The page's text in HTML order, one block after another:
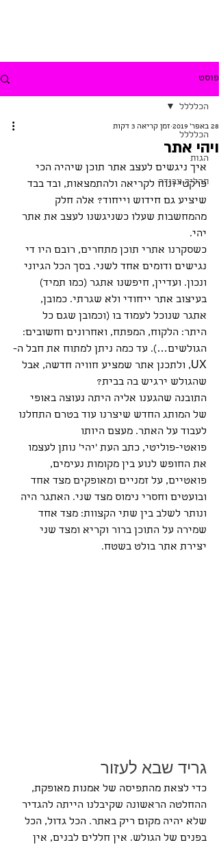
פוסט
הכלללל
הגות
תהליך עבודה
הכלללל
ויהי אתר
28 באפר׳ 2019 זמן קריאה 3 דקות
איך ניגשים לעצב אתר תוכן שיהיה הכי
פרקטי ונוח לקריאה ולהתמצאות, ובד בבד
שיציע גם חידוש וייחוד? אלה חלק
מהמחשבות שעלו כשניגשנו לעצב את אתר
יהי.
כשסקרנו אתרי תוכן מתחרים, רובם היו די
נגישים ודומים אחד לשני. בסך הכל הגיוני
ונכון. ועדיין, חיפשנו אתגר (כמו תמיד)
בעיצוב אתר ייחודי ולא שגרתי. כמובן,
אתגר שנוכל לעמוד בו (וכמובן שגם כל
היתר: הלקוח, המפתח, ואחרונים וחשובים:
הגולשים…). עד כמה ניתן למתוח את חבל ה-
UX, ולתכנן אתר שמציע חוויה חדשה, אבל
שהגולש ירגיש בה בבית?
התובנה שהגענו אליה היתה נעוצה באופי
של המותג החדש שיצרנו עוד בטרם התחלנו
לעבוד על האתר. מעצם היותו
פואטי-פוליטי, כתב העת 'יהי' נותן לעצמו
את החופש לנוע בין מקומות נעימים,
פואטיים, על זמניים ומאופקים מצד אחד
ובועטים וחסרי נימוס מצד שני. האתגר היה
ונותר לשלב בין שתי הקצוות: מצד אחד
שמירה על התוכן ברור וקריא ומצד שני
יצירת אתר בולט בשטח.
גריד שבא לעזור
כדי לצאת מהתפיסה של אמנות מאופקת,
ההחלטה הראשונה שקיבלנו הייתה להגדיר
שלא יהיה מקום ריק באתר. הכל גדול, הכל
בפנים של הגולש. אין חללים לבנים, אין